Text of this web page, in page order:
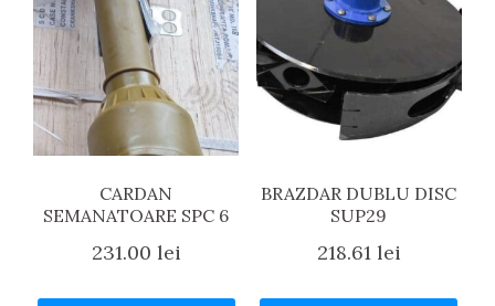
CARDAN
SEMANATOARE SPC 6
231.00 lei
BRAZDAR DUBLU DISC
SUP29
218.61 lei